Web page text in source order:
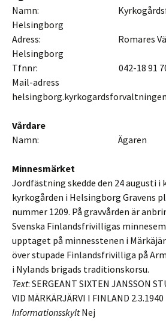
Namn:
Helsingborg
Adress: Romares Väg
Helsingborg
Tfnnr: 042-18 91
Mail-adress
Vårdare
Namn: Ägaren
Minnesmärket
Jordfästning skedde den 24 augusti i
kyrkogården i Helsingborg Gravens
nummer 1209. På gravvården är
Svenska Finlandsfrivilligas
upptaget på minnesstenen i
över stupade Finlandsfrivilliga på
i Nylands brigads traditionskorsu.
Text: SERGEANT SIXTEN JANSSON
VID MÄRKÄRJÄRVI I FINLAND 2.3.1940
InformationsskyltNej